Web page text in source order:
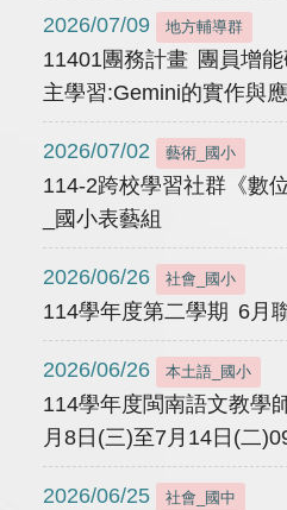
2026/07/09 地方輔導群
11401團務計畫 團員增
主學習:Gemini的實作與
2026/07/02 藝術_國小
114-2跨校學習社群《數
_國小表藝組
2026/06/26 社會_國小
114學年度第二學期 6月
2026/06/26 本土語_國小
114學年度閩南語文教學
月8日(三)至7月14日(二
2026/06/25 社會_國中